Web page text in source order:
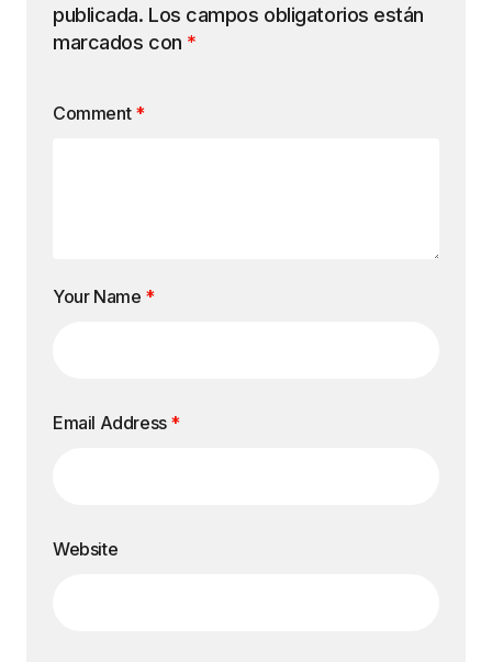
publicada. Los campos obligatorios están
marcados con *
Comment *
Your Name *
Email Address *
Website